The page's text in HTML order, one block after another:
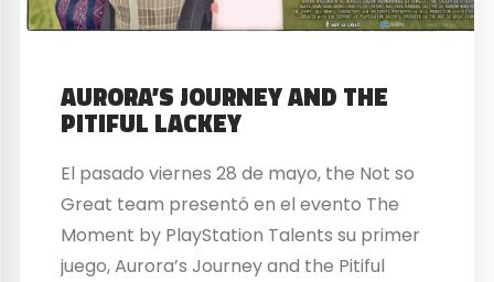
AURORA’S JOURNEY AND THE
PITIFUL LACKEY
El pasado viernes 28 de mayo, the Not so
Great team presentó en el evento The
Moment by PlayStation Talents su primer
juego, Aurora’s Journey and the Pitiful